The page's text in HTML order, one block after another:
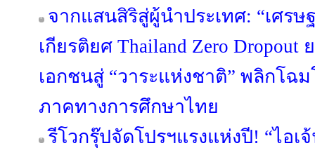
จากแสนสิริสู่ผู้นำประเทศ: “เศรษ
เกียรติยศ Thailand Zero
เอกชนสู่ “วาระแห่งชาติ” พลิกโฉ
ภาคทางการศึกษาไทย
รีโวกรุ๊ปจัดโปรฯแรงแห่งปี! “ไอเ